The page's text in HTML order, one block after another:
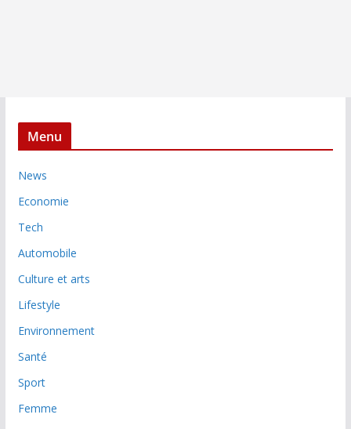
Menu
News
Economie
Tech
Automobile
Culture et arts
Lifestyle
Environnement
Santé
Sport
Femme